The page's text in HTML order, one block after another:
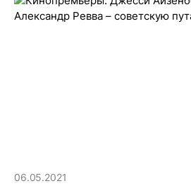
06.05.2021